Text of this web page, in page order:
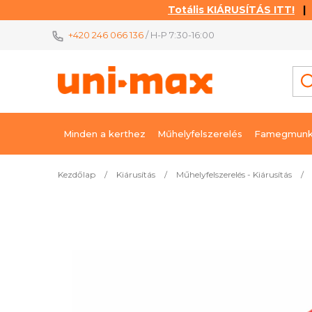
Totális KIÁRUSÍTÁS ITT! |
+420 246 066 136/ H-P 7:30-16:00
Minden a kerthez Műhelyfelszerelés
Kezdőlap / Kiárusítás / Műhelyfelszerelés - Kiárusítás /